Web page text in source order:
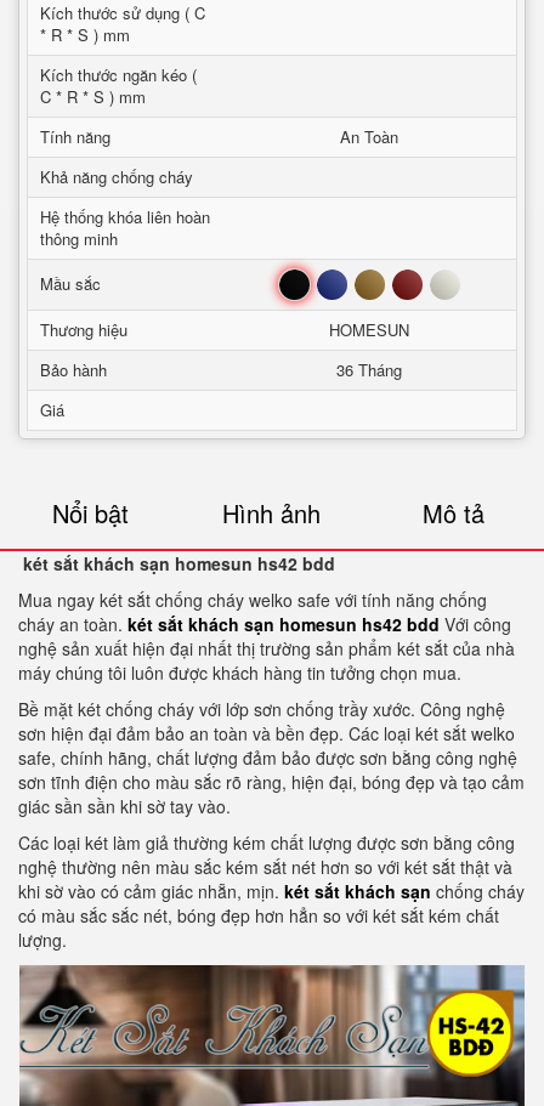
Kích thước sử dụng ( C
* R * S ) mm
Kích thước ngăn kéo (
C * R * S ) mm
Tính năng
An Toàn
Khả năng chống cháy
Hệ thống khóa liên hoàn
thông minh
Mầu sắc
Đen Xanh Nâu Đỏ Trắng
Thương hiệu
HOMESUN
Bảo hành
36 Tháng
Giá
Nổi bật Hình ảnh Mô tả
két sắt khách sạn homesun hs42 bdd
Mua ngay két sắt chống cháy welko safe với tính năng chống
cháy an toàn. két sắt khách sạn homesun hs42 bdd Với công
nghệ sản xuất hiện đại nhất thị trường sản phẩm két sắt của nhà
máy chúng tôi luôn được khách hàng tin tưởng chọn mua.
Bề mặt két chống cháy với lớp sơn chống trầy xước. Công nghệ
sơn hiện đại đảm bảo an toàn và bền đẹp. Các loại két sắt welko
safe, chính hãng, chất lượng đảm bảo được sơn bằng công nghệ
sơn tĩnh điện cho màu sắc rõ ràng, hiện đại, bóng đẹp và tạo cảm
giác sần sần khi sờ tay vào.
Các loại két làm giả thường kém chất lượng được sơn bằng công
nghệ thường nên màu sắc kém sắt nét hơn so với két sắt thật và
khi sờ vào có cảm giác nhẵn, mịn. két sắt khách sạn chống cháy
có màu sắc sắc nét, bóng đẹp hơn hẳn so với két sắt kém chất
lượng.